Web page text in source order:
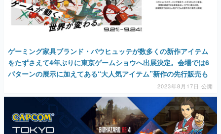
ゲーミング家具ブランド・バウヒュッテが数多くの新作アイテム
をたずさえて4年ぶりに東京ゲームショウへ出展決定。会場では6
パターンの展示に加えてある“大人気アイテム”新作の先行販売も
2023年8月17日 公開